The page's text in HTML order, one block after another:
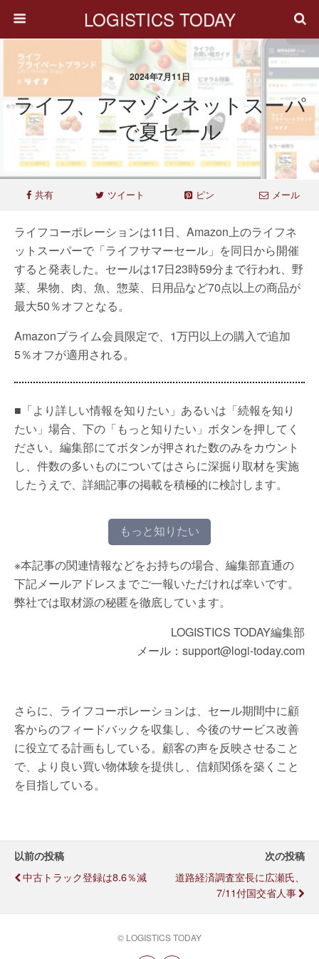
LOGISTICS TODAY
2024年7月11日
ライフ、アマゾンネットスーパ
ーで夏セール
共有 ツイート ピン メール
ライフコーポレーションは11日、Amazon上のライフネ
ットスーパーで「ライフサマーセール」を同日から開催
すると発表した。セールは17日23時59分まで行われ、野
菜、果物、肉、魚、惣菜、日用品など70点以上の商品が
最大50％オフとなる。
Amazonプライム会員限定で、1万円以上の購入で追加
5％オフが適用される。
■「より詳しい情報を知りたい」あるいは「続報を知り
たい」場合、下の「もっと知りたい」ボタンを押してく
ださい。編集部にてボタンが押された数のみをカウント
し、件数の多いものについてはさらに深掘り取材を実施
したうえで、詳細記事の掲載を積極的に検討します。
もっと知りたい
※本記事の関連情報などをお持ちの場合、編集部直通の
下記メールアドレスまでご一報いただければ幸いです。
弊社では取材源の秘匿を徹底しています。
LOGISTICS TODAY編集部
メール：support@logi-today.com
さらに、ライフコーポレーションは、セール期間中に顧
客からのフィードバックを収集し、今後のサービス改善
に役立てる計画もしている。顧客の声を反映させること
で、より良い買い物体験を提供し、信頼関係を築くこと
を目指している。
以前の投稿
中古トラック登録は8.6％減
次の投稿
道路経済調査室長に広瀬氏、
7/11付国交省人事
© LOGISTICS TODAY